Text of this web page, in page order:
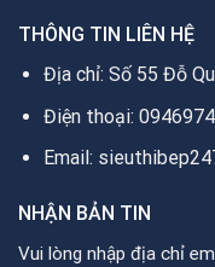
THÔNG TIN LIÊN HỆ
Địa chỉ: Số 55 Đỗ
Điện thoại:
Email:
NHẬN BẢN TIN
Vui lòng nhập địa chỉ